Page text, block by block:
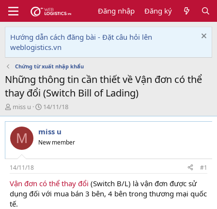
Đăng nhập Đăng ký
Hướng dẫn cách đăng bài - Đặt câu hỏi lên
weblogistics.vn
Chứng từ xuất nhập khẩu
Những thông tin cần thiết về Vận đơn có thể
thay đổi (Switch Bill of Lading)
T
h
r
e
d
s
t
a
r
t
e
miss u
N
g
à
y
g
i
14/11/18
M miss u
New member
14/11/18 #1
Vận đơn có thể thay đổi (Switch B/L) là vận đơn được sử
dụng đối với mua bán 3 bên, 4 bên trong thương mại quốc
tế.